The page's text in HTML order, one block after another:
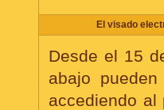
El visado
Desde el 15
abajo
accediendo